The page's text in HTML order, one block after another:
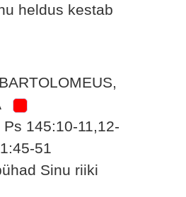
heldus kestab
145:10-11,12-
51
Sinu riiki